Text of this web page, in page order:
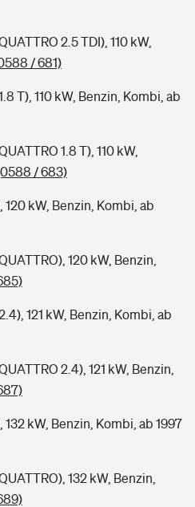
2.5 TDI), 110 kW,
/ 681)
T), 110 kW, Benzin, Kombi, ab
1.8 T), 110 kW,
/ 683)
kW, Benzin, Kombi, ab
120 kW, Benzin,
121 kW, Benzin, Kombi, ab
2.4), 121 kW, Benzin,
kW, Benzin, Kombi, ab 1997
132 kW, Benzin,